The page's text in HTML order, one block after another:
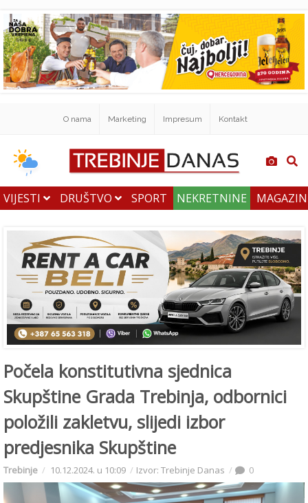
O nama Marketing Impresum Kontakt
VIJESTI DRUŠTVO SPORT NEKRETNINE
Počela konstitutivna sjednica
Skupštine Grada Trebinja, odbornici
položili zakletvu, slijedi izbor
predjesnika Skupštine
Trebinje 10.12.2024. u 10:09 Izvor: Trebinje Danas 0